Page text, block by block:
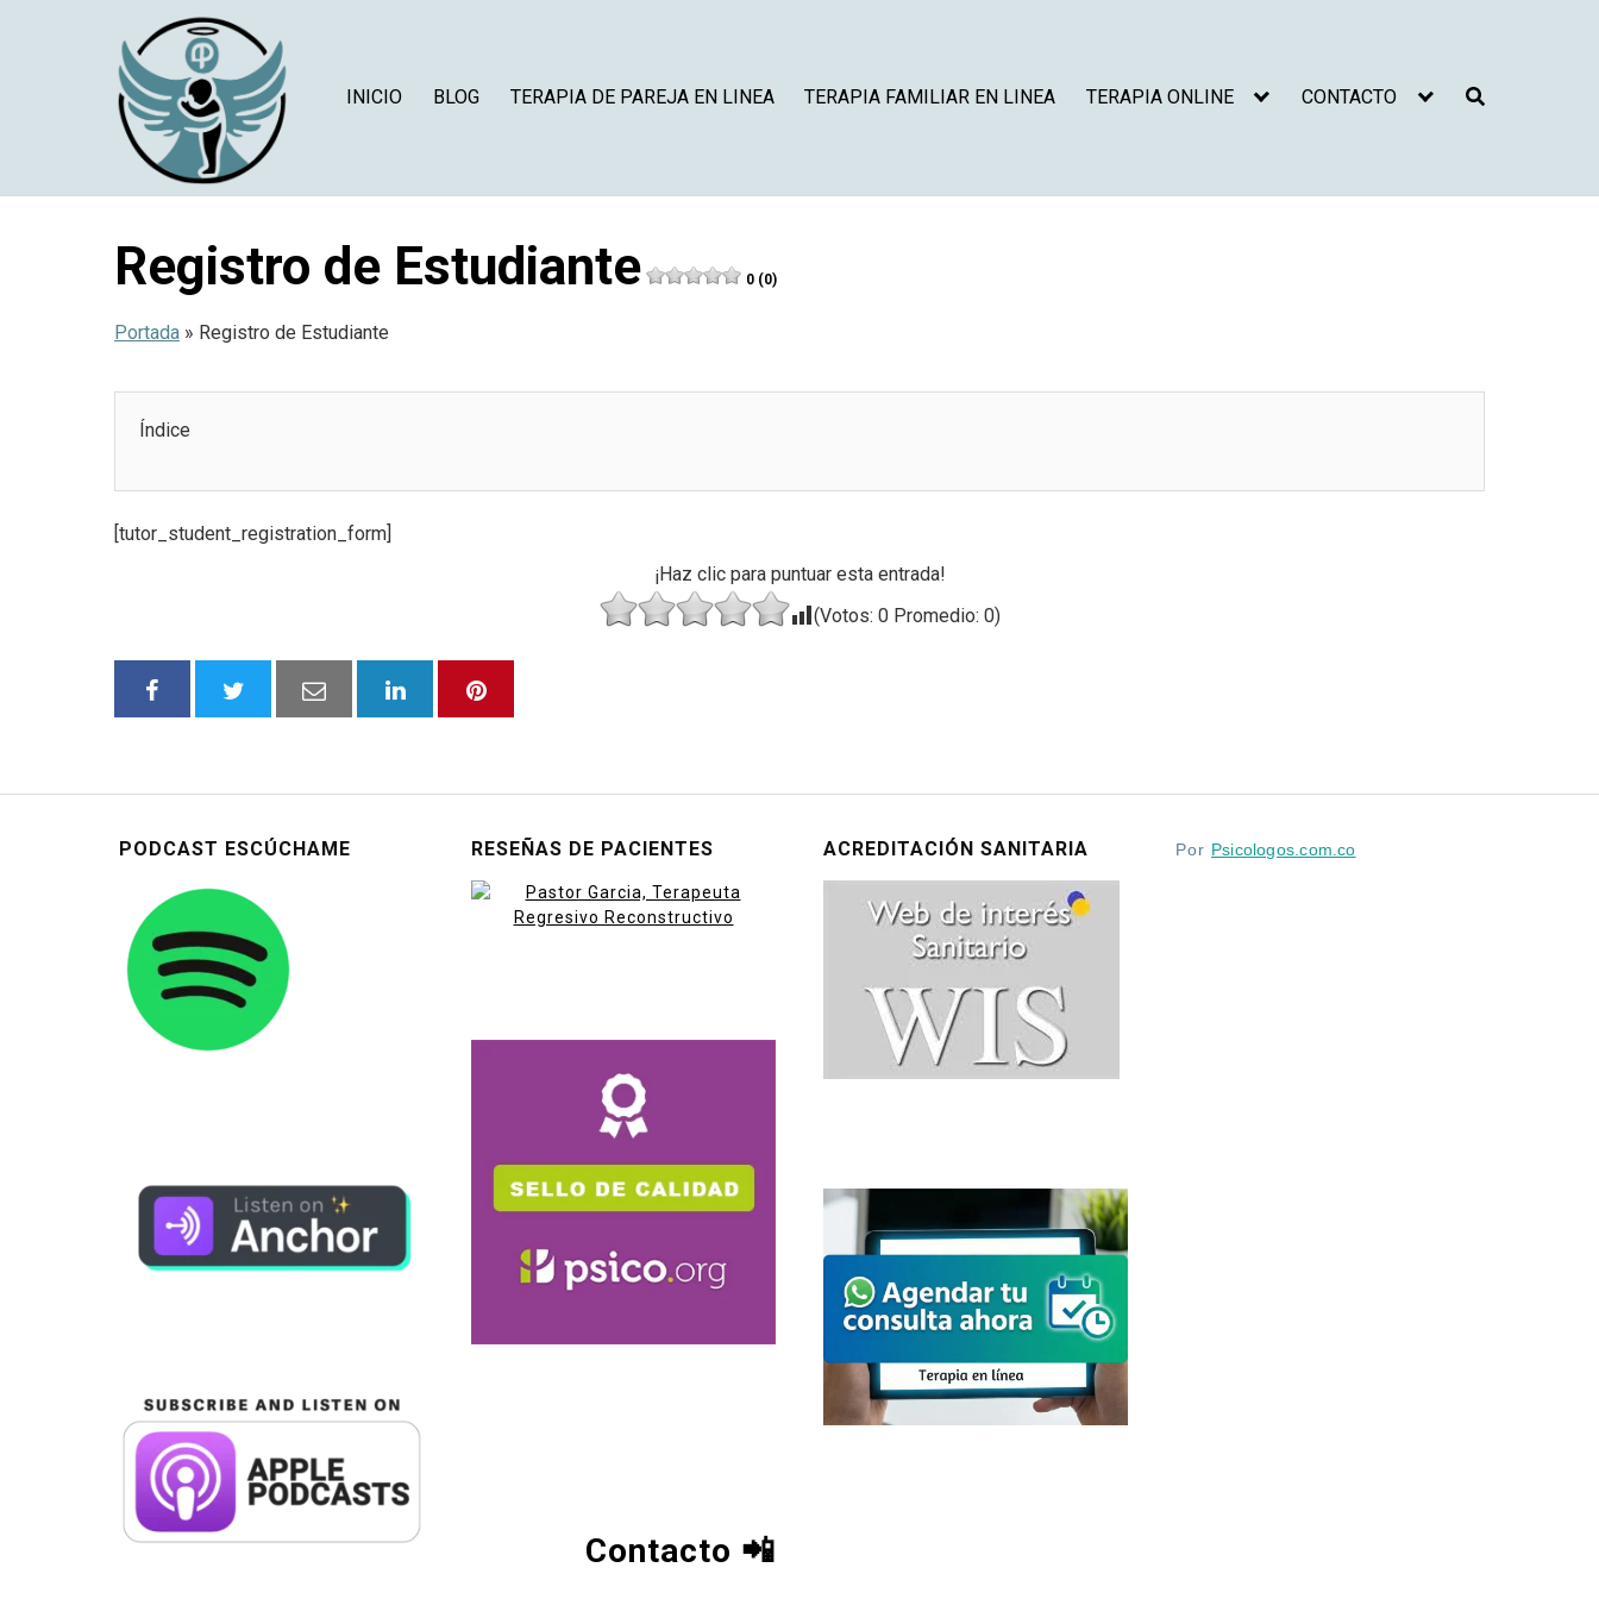
INICIO
BLOG TERAPIA DE PAREJA EN LINEA TERAPIA FAMILIAR EN LINEA TERAPIA ONLINE CONTACTO
Registro de Estudiante 0 (0)
Portada » Registro de Estudiante
Índice
[tutor_student_registration_form]
¡Haz clic para puntuar esta entrada!
(Votos: 0Promedio: 0)
PODCAST ESCÚCHAME RESEÑAS DE PACIENTES
Contacto 📲
ACREDITACIÓN SANITARIA Por Psicologos.com.co